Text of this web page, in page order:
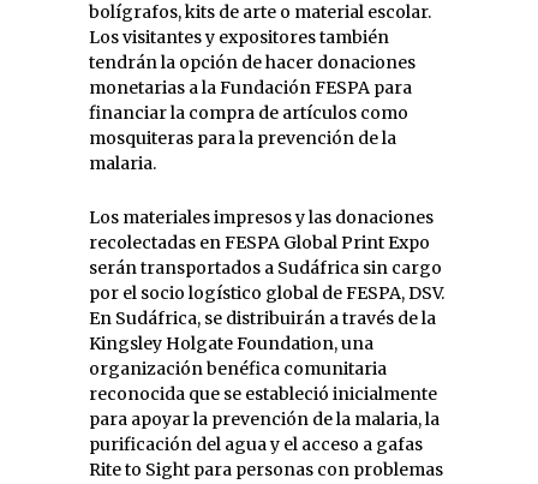
bolígrafos, kits de arte o material escolar.
Los visitantes y expositores también
tendrán la opción de hacer donaciones
monetarias a la Fundación FESPA para
financiar la compra de artículos como
mosquiteras para la prevención de la
malaria.
Los materiales impresos y las donaciones
recolectadas en FESPA Global Print Expo
serán transportados a Sudáfrica sin cargo
por el socio logístico global de FESPA, DSV.
En Sudáfrica, se distribuirán a través de la
Kingsley Holgate Foundation, una
organización benéfica comunitaria
reconocida que se estableció inicialmente
para apoyar la prevención de la malaria, la
purificación del agua y el acceso a gafas
Rite to Sight para personas con problemas